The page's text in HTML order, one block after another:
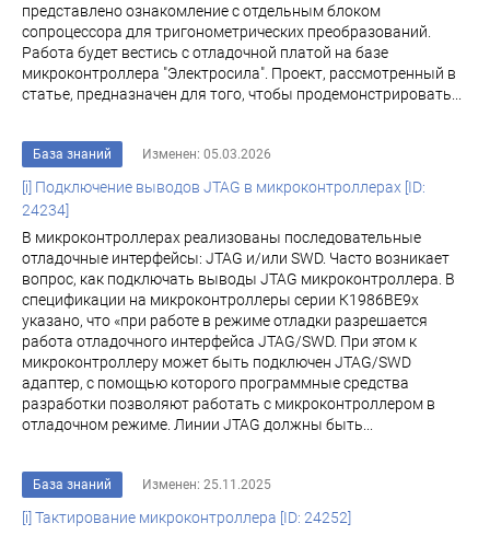
представлено ознакомление с отдельным блоком
сопроцессора для тригонометрических преобразований.
Работа будет вестись с отладочной платой на базе
микроконтроллера "Электросила". Проект, рассмотренный в
статье, предназначен для того, чтобы продемонстрировать...
База знаний Изменен: 05.03.2026
[i] Подключение выводов JTAG в микроконтроллерах [ID:
24234]
В микроконтроллерах реализованы последовательные
отладочные интерфейсы: JTAG и/или SWD. Часто возникает
вопрос, как подключать выводы JTAG микроконтроллера. В
спецификации на микроконтроллеры серии К1986ВЕ9х
указано, что «при работе в режиме отладки разрешается
работа отладочного интерфейса JTAG/SWD. При этом к
микроконтроллеру может быть подключен JTAG/SWD
адаптер, с помощью которого программные средства
разработки позволяют работать с микроконтроллером в
отладочном режиме. Линии JTAG должны быть...
База знаний Изменен: 25.11.2025
[i] Тактирование микроконтроллера [ID: 24252]